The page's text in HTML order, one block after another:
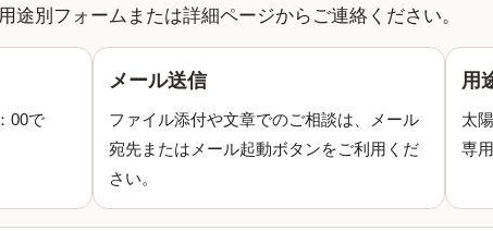
途別フォームまたは詳細ページからご連絡ください。
00で
メール送信
ファイル添付や文章でのご相談は、メール
宛先またはメール起動ボタンをご利用くだ
さい。
用
太
専